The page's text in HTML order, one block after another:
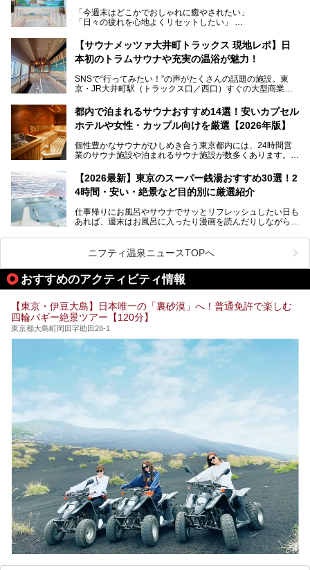
ビアバーなど、新しく登場したスポットも併せて紹介しま
す。充実した設備があるのに、基本の入浴料が銭湯価格の5
「今週末はどこかでおしゃれに癒やされたい」
「日々の疲れを心地よくリセットしたい」
となっている新しいスタイルの銭湯です。
最近、SNSやメディアで「デザイナーズ銭湯」や「ネオ銭
本記事では、そもそもこれらがどんな銭湯なのか、その気に
いおしゃれな名店15選を、おすすめの順番で一挙にご紹介
します。
【サウナメッツァ大井町トラックス 現地レポ】日
本初のトラムサウナや充実の温浴が魅力！
SNSで“行ってみたい！”の声がたくさんの話題の施設。東
京・JR大井町駅（トラックス口／西口）すぐの大型商業施
ツァ大井町トラックス」がニューオープン。施設の様子をレ
ポ―トします。
都内で泊まれるサウナおすすめ14選！安いカプセル
ホテルや女性・カップル向けを厳選【2026年版】
個性豊かなサウナがひしめき合う東京都内には、24時間営
業のサウナ施設や泊まれるサウナ施設が数多くあります。
を旅の目的とする「サ旅」や自分へのご褒美のための宿泊な
ど、自分の好きなタイミングで好きなだけサ活ができるのが
魅力です。
最近では、男性専用施設だけでなく、カップルや女性に嬉し
い個室サウナも増えてきました。
ら、特におすすめしたい施設14選をご紹介します。
してみてください。
【2026最新】東京のスーパー銭湯おすすめ30選！2
4時間・安い・絶景など目的別に厳選紹介
仕事帰りにお風呂やサウナでサッとリフレッシュしたい日も
あれば、週末はお風呂に入ったり漫画を読んだりしながら一
また、終電を逃してしまい、「このまま朝までゆっくりでき
る場所があれば」と探した経験がある人も多いのではないで
しょうか。
そこで本記事では、東京でおすすめのスーパー銭湯を、目的
24時間営業で宿泊できる施設や、1,000円以下で楽しめる安
い施設、デートや休日レジャーにもぴったりなエンタメ要素
が充実した施設など、利用のシーンに合わせて参考にしてく
ださい。
ニフティ温泉ニュースTOPへ
おすすめのアクティビティ情報
【東京・伊豆大島】日本唯一の「裏砂漠」へ！普通免許で楽しむ
四輪バギー絶景ツアー【120分】
東京都大島町岡田字助田28-1